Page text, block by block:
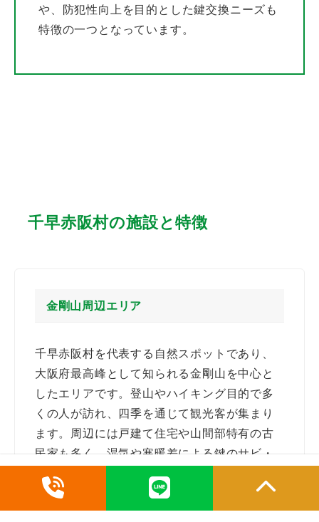
や、防犯性向上を目的とした鍵交換ニーズも
特徴の一つとなっています。
千早赤阪村の施設と特徴
金剛山周辺エリア
千早赤阪村を代表する自然スポットであり、
大阪府最高峰として知られる金剛山を中心と
したエリアです。登山やハイキング目的で多
くの人が訪れ、四季を通じて観光客が集まり
ます。周辺には戸建て住宅や山間部特有の古
民家も多く、湿気や寒暖差による鍵のサビ・
劣化・鍵穴不良など、自然環境の影響による
鍵修理の需要が高いのが特徴です。また、別
荘や空き家管理として、防犯性の高い鍵への